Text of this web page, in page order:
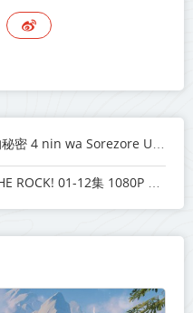
wo Tsuku 01-11 1080P MP4 简中 2022年十月新番
12集 1080P 简体 MP4 2022年十月新番